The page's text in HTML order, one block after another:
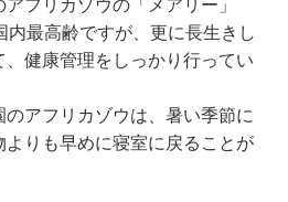
フリカゾウの「メアリー」
内最高齢ですが、更に長生きし
健康管理をしっかり行ってい
アフリカゾウは、暑い季節に
りも早めに寝室に戻ることが